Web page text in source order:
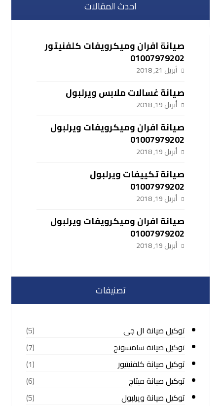
احدث المقالات
صيانة افران وميكرويفات كلفنيتور
01007979202
أبريل 21, 2018
صيانة غسالات ملابس ويرلبول
أبريل 19, 2018
صيانة افران وميكرويفات ويرلبول
01007979202
أبريل 19, 2018
صيانة تكييفات ويرلبول
01007979202
أبريل 19, 2018
صيانة افران وميكرويفات ويرلبول
01007979202
أبريل 19, 2018
تصنيفات
توكيل صيانة ال جى
(5)
توكيل صيانة سامسونج
(7)
توكيل صيانة كلفنيتيور
(1)
توكيل صيانة ميتاج
(6)
توكيل صيانة ويرلبول
(5)